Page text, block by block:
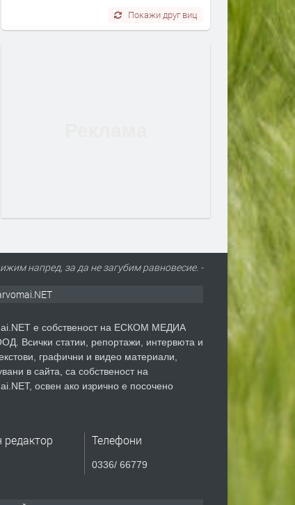
Покажи друг виц
напред, за да не загубим равновесие. -
е собственост на ЕСКОМ МЕДИА
Всички статии, репортажи, интервюта и
графични и видео материали,
в сайта, са собственост на
освен ако изрично е посочено
редактор Телефони
0336/ 66779